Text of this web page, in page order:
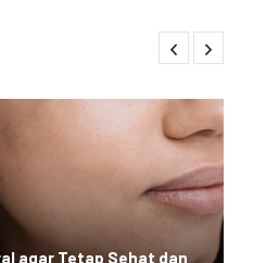
agar Tetap Sehat dan